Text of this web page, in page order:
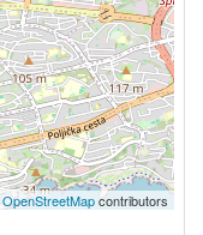
OpenStreetMapcontributors